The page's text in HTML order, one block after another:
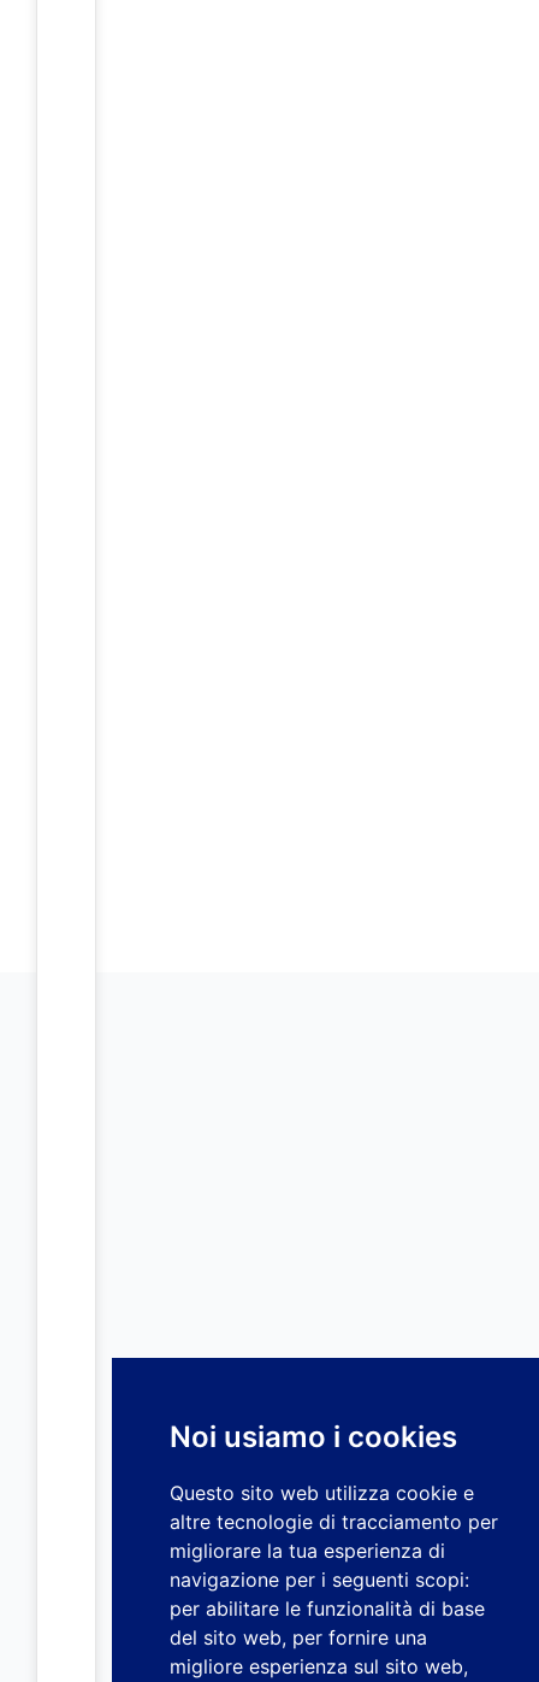
Noi usiamo i cookies
Questo sito web utilizza cookie e
altre tecnologie di tracciamento per
migliorare la tua esperienza di
navigazione per i seguenti scopi:
per abilitare le funzionalità di base
del sito web, per fornire una
migliore esperienza sul sito web,